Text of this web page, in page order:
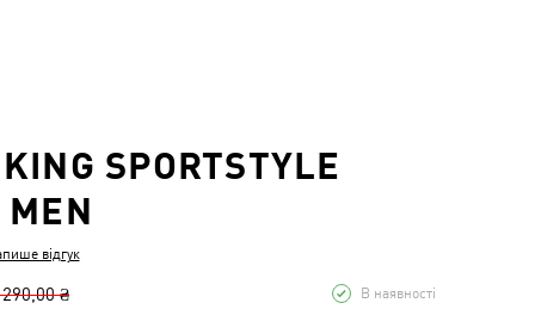
SPORTSTYLE
MEN
відгук
₴ В наявності